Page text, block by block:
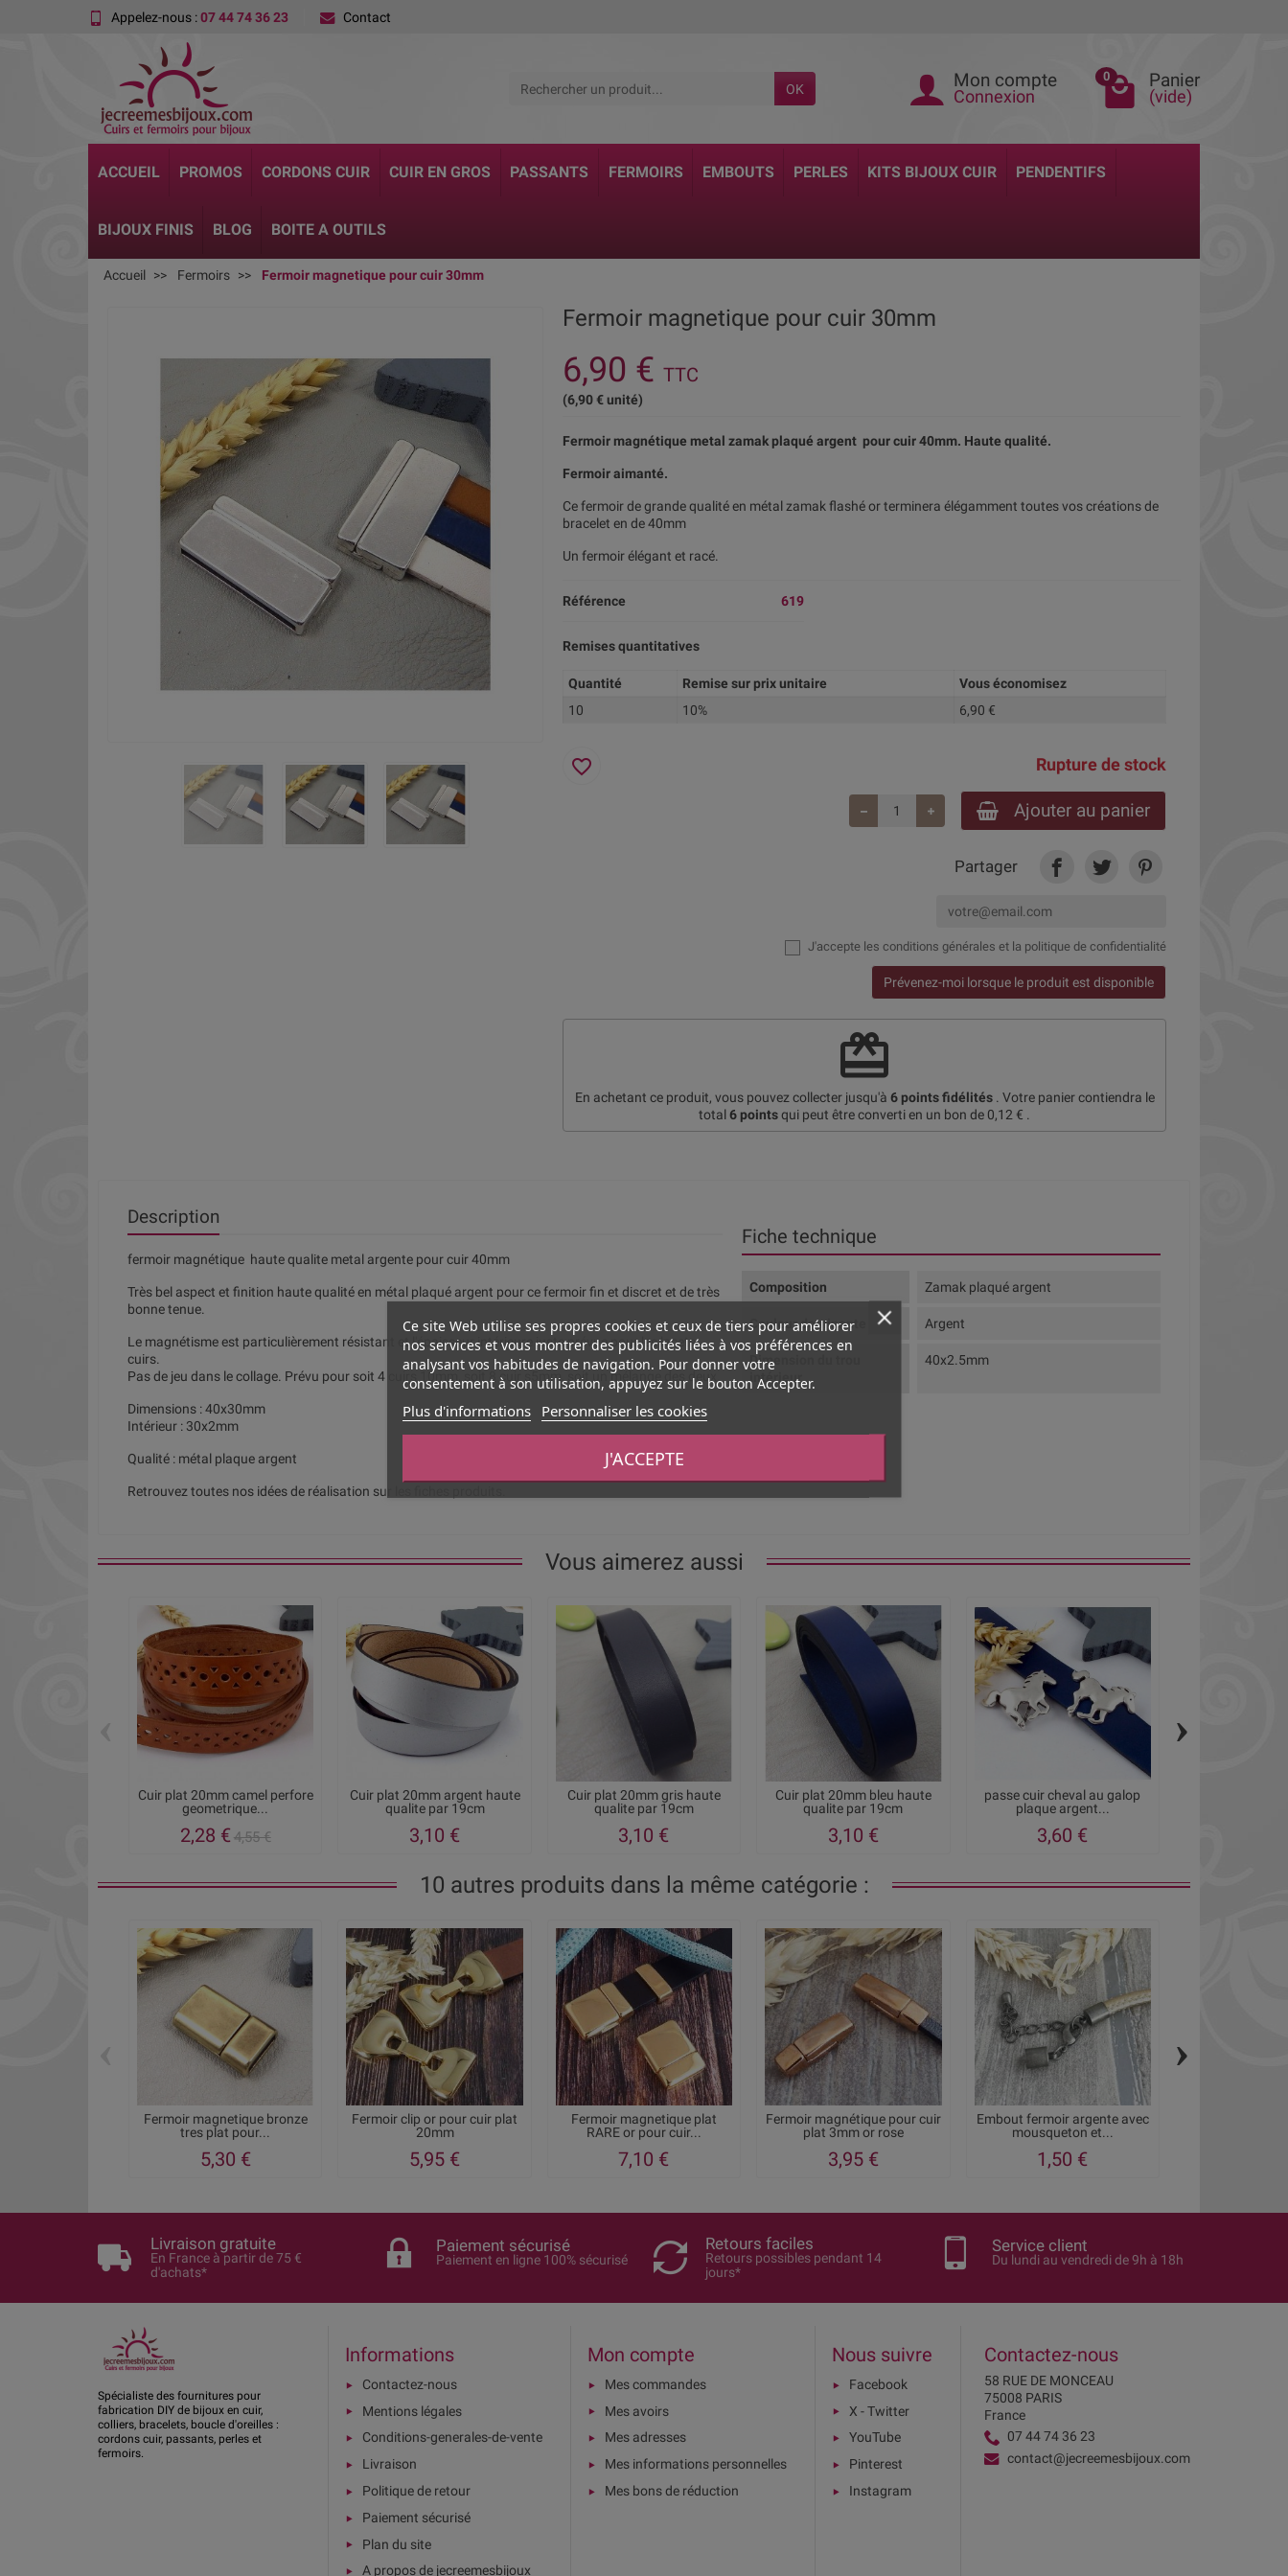
Appelez-nous :07 44 74 36 23 Contact
OK Mon compte
Connexion
0 Panier
(vide)
ACCUEIL PROMOS CORDONS CUIR CUIR EN GROS PASSANTS FERMOIRS EMBOUTS PERLES KITS BIJOUX CUIR PENDENTIFS
BIJOUX FINIS BLOG BOITE A OUTILS
Accueil Fermoirs Fermoir magnetique pour cuir 30mm
Fermoir magnetique pour cuir 30mm
6,90 € TTC
(6,90 € unité)
Fermoir magnétique metal zamak plaqué argent pour cuir 40mm. Haute qualité.
Fermoir aimanté.
Ce fermoir de grande qualité en métal zamak flashé or terminera élégamment toutes vos créations de
bracelet en de 40mm
Un fermoir élégant et racé.
Référence 619
Remises quantitatives
Quantité Remise sur prix unitaire
Vous économisez
10
10% 6,90 €
Rupture de stock
Ajouter au panier
favorite_border
Partager
J'accepte les conditions générales et la politique de confidentialité
Prévenez-moi lorsque le produit est disponible
redeem
En achetant ce produit, vous pouvez collecter jusqu'à 6points fidélités. Votre panier contiendra le
total6 pointsqui peut être converti en un bon de 0,12 € .
Description
fermoir magnétique haute qualite metal argente pour cuir 40mm
Très bel aspect et finition haute qualité en métal plaqué argent pour ce fermoir fin et discret et de très
bonne tenue.
Le magnétisme est particulièrement résistant et l'épaisseur intérieure juste prévue pour les lacets
cuirs.
Pas de jeu dans le collage. Prévu pour soit 4 cuirs 10mm, soit 8 cuir s5mm, soit un mélange des deux.
Dimensions : 40x30mm
Intérieur : 30x2mm
Qualité : métal plaque argent
Retrouvez toutes nos idées de réalisation sur les fiches produits.
Fiche technique
Composition Zamak plaqué argent
Couleur dominante Argent
Dimension du trou
intérieur
40x2.5mm
Vous aimerez aussi
Cuir plat 20mm camel perfore
geometrique...
2,28 €4,55 €
Cuir plat 20mm argent haute
qualite par 19cm
3,10 €
Cuir plat 20mm gris haute
qualite par 19cm
3,10 €
Cuir plat 20mm bleu haute
qualite par 19cm
3,10 €
passe cuir cheval au galop
plaque argent...
3,60 €
›
10 autres produits dans la même catégorie :
Fermoir magnetique bronze
tres plat pour...
5,30 €
Fermoir clip or pour cuir plat
20mm
5,95 €
Fermoir magnetique plat
RARE or pour cuir...
7,10 €
Fermoir magnétique pour cuir
plat 3mm or rose
3,95 €
Embout fermoir argente avec
mousqueton et...
1,50 €
›
Livraison gratuite
En France à partir de 75 €
d'achats*
Paiement sécurisé
Paiement en ligne 100% sécurisé
Retours faciles
Retours possibles pendant 14
jours*
Service client
Du lundi au vendredi de 9h à 18h
Spécialiste des fournitures pour
fabrication DIY de bijoux en cuir,
colliers, bracelets, boucle d'oreilles :
cordons cuir, passants, perles et
fermoirs.
Informations
Contactez-nous
Mentions légales
Conditions-generales-de-vente
Livraison
Politique de retour
Paiement sécurisé
Plan du site
A propos de jecreemesbijoux
Mon compte
Mes commandes
Mes avoirs
Mes adresses
Mes informations personnelles
Mes bons de réduction
Nous suivre
Facebook
X - Twitter
YouTube
Pinterest
Instagram
Contactez-nous
58 RUE DE MONCEAU
75008 PARIS
France
07 44 74 36 23
contact@jecreemesbijoux.com
Ce site Web utilise ses propres cookies et ceux de tiers pour améliorer
nos services et vous montrer des publicités liées à vos préférences en
analysant vos habitudes de navigation. Pour donner votre
consentement à son utilisation, appuyez sur le bouton Accepter.
Plus d'informations Personnaliser les cookies
J'ACCEPTE